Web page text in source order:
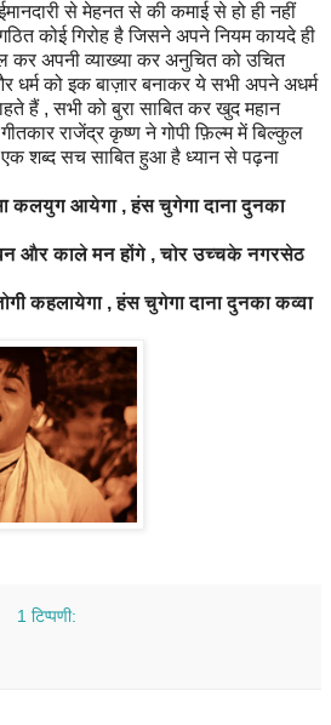
से मेहनत से की कमाई से हो ही नहीं
कोई गिरोह है जिसने अपने नियम कायदे ही
अपनी व्याख्या कर अनुचित को उचित
धर्म को इक बाज़ार बनाकर ये सभी अपने अधर्म
हैं , सभी को बुरा साबित कर खुद महान
राजेंद्र कृष्ण ने गोपी फ़िल्म में बिल्कुल
एक शब्द सच साबित हुआ है ध्यान से पढ़ना
कलयुग आयेगा , हंस चुगेगा दाना दुनका
और काले मन होंगे , चोर उच्चके नगरसेठ
कहलायेगा ,हंस चुगेगा दाना दुनका कव्वा
1 टिप्पणी: